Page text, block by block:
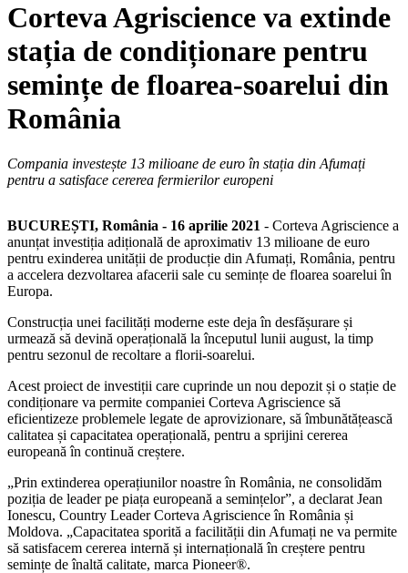
Сorteva Agriscience va extinde
stația de condiționare pentru
semințe de floarea-soarelui din
România
Compania investește 13 milioane de euro în stația din Afumați
pentru a satisface cererea fermierilor europeni
BUCUREȘTI, România - 16 aprilie 2021 - Corteva Agriscience a
anunțat investiția adițională de aproximativ 13 milioane de euro
pentru exinderea unității de producție din Afumați, România, pentru
a accelera dezvoltarea afacerii sale cu semințe de floarea soarelui în
Europa.
Construcția unei facilități moderne este deja în desfășurare și
urmează să devină operațională la începutul lunii august, la timp
pentru sezonul de recoltare a florii-soarelui.
Acest proiect de investiții care cuprinde un nou depozit și o stație de
condiționare va permite companiei Corteva Agriscience să
eficientizeze problemele legate de aprovizionare, să îmbunătățească
calitatea și capacitatea operațională, pentru a sprijini cererea
europeană în continuă creștere.
„Prin extinderea operațiunilor noastre în România, ne consolidăm
poziția de leader pe piața europeană a semințelor”, a declarat Jean
Ionescu, Country Leader Corteva Agriscience în România și
Moldova. „Capacitatea sporită a facilității din Afumați ne va permite
să satisfacem cererea internă și internațională în creștere pentru
semințe de înaltă calitate, marca Pioneer®.